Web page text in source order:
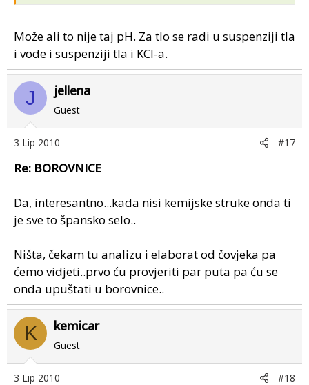
Može ali to nije taj pH. Za tlo se radi u suspenziji tla
i vode i suspenziji tla i KCl-a.
J jellena
Guest
3 Lip 2010 #17
Re: BOROVNICE
Da, interesantno...kada nisi kemijske struke onda ti
je sve to špansko selo..
Ništa, čekam tu analizu i elaborat od čovjeka pa
ćemo vidjeti..prvo ću provjeriti par puta pa ću se
onda upuštati u borovnice..
K kemicar
Guest
3 Lip 2010 #18